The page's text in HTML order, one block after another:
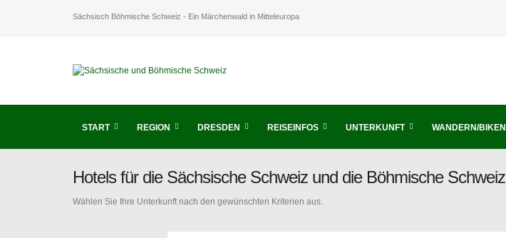
Sächsisch Böhmische Schweiz - Ein Märchenwald in Mitteleuropa
START REGION DRESDEN REISEINFOS UNTERKUNFT WANDERN/BIKEN
Hotels für die Sächsische Schweiz und die Böhmische Schweiz
Wählen Sie Ihre Unterkunft nach den gewünschten Kriterien aus.